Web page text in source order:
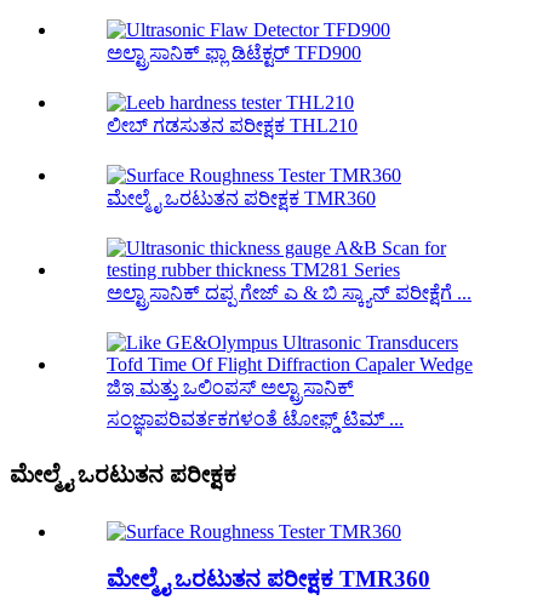
ಅಲ್ಟ್ರಾಸಾನಿಕ್ ಫ್ಲಾ ಡಿಟೆಕ್ಟರ್ TFD900
ಲೀಬ್ ಗಡಸುತನ ಪರೀಕ್ಷಕ THL210
ಮೇಲ್ಮೈ ಒರಟುತನ ಪರೀಕ್ಷಕ TMR360
ಅಲ್ಟ್ರಾಸಾನಿಕ್ ದಪ್ಪ ಗೇಜ್ ಎ & ಬಿ ಸ್ಕ್ಯಾನ್ ಪರೀಕ್ಷೆಗೆ ...
ಜಿಇ ಮತ್ತು ಒಲಿಂಪಸ್ ಅಲ್ಟ್ರಾಸಾನಿಕ್
ಸಂಜ್ಞಾಪರಿವರ್ತಕಗಳಂತೆ ಟೋಫ್ಡ್ ಟಿಮ್ ...
ಮೇಲ್ಮೈ ಒರಟುತನ ಪರೀಕ್ಷಕ
ಮೇಲ್ಮೈ ಒರಟುತನ ಪರೀಕ್ಷಕ TMR360